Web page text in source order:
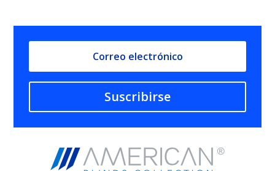
Suscribirse